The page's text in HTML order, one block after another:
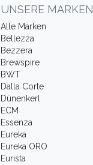
UNSERE MARKEN
Alle Marken
Bellezza
Bezzera
Brewspire
BWT
Dalla Corte
Dünenkerl
ECM
Essenza
Eureka
Eureka ORO
Eurista